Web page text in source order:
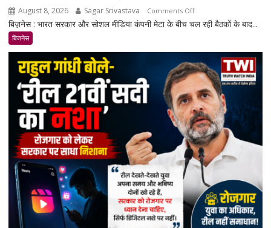
August 8, 2026 Sagar Srivastava Comments Offon
फेसबुक-
कानूनी
सुरक्षा
वापस
ले
सकती
है
सरकार:
रिकमेंडेशन
सिस्टम
और
पेड
प्रमोशन
बिज़नेस : भारत सरकार और सोशल मीडिया कंपनी मेटा के बीच चल रही बैठकों के बाद...
बिजनेस